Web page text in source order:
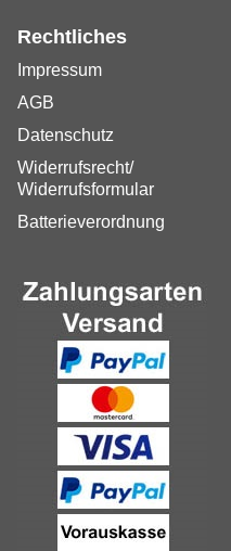
Rechtliches
Impressum
AGB
Datenschutz
Widerrufsrecht/
Widerrufsformular
Batterieverordnung